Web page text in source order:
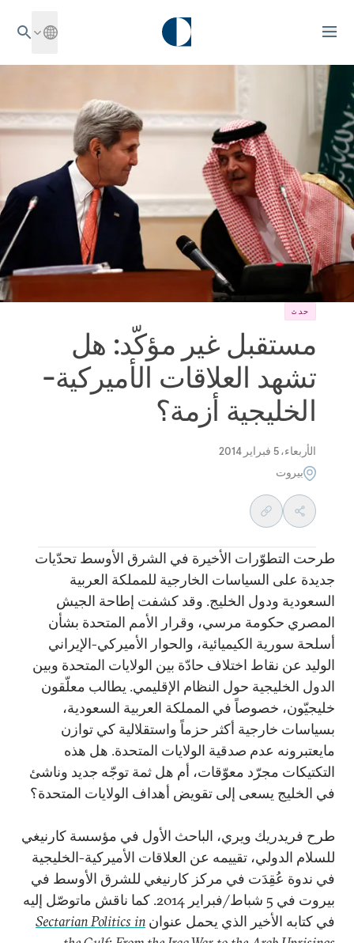
حدث
مستقبل غير مؤكّد: هل
تشهد العلاقات الأميركية-
الخليجية أزمة؟
الأربعاء، 5 فبراير 2014
بيروت
طرحت التطوّرات الأخيرة في الشرق الأوسط تحدّيات
جديدة على السياسات الخارجية للمملكة العربية
السعودية ودول الخليج. وقد كشفت إطاحة الجيش
المصري حكومة مرسي، وقرار الأمم المتحدة بشأن
أسلحة سورية الكيميائية، والحوار الأميركي-الإيراني
الوليد عن نقاط اختلاف حادّة بين الولايات المتحدة وبين
الدول الخليجية حول النظام الإقليمي. يطالب معلّقون
خليجيّون، خصوصاً في المملكة العربية السعودية،
بسياسات خارجية أكثر حزماً واستقلالية كي توازن
مايعتبرونه عدم صدقية الولايات المتحدة. هل هذه
التكتيكات مجرّد معوّقات، أم هل ثمة توجّه جديد وناشئ
في الخليج يسعى إلى تقويض أهداف الولايات المتحدة؟
طرح فريدريك ويري، الباحث الأول في مؤسسة كارنيغي
للسلام الدولي، تقييمه عن العلاقات الأميركية-الخليجية
في ندوة عُقِدَت في مركز كارنيغي للشرق الأوسط في
بيروت في 5 شباط/فبراير 2014. كما ناقش ماتوصّل إليه
في كتابه الأخير الذي يحمل عنوان Sectarian Politics in